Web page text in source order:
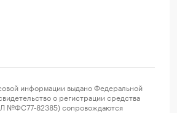
информации выдано Федеральной
о регистрации средства
№ФС77-82385) сопровождаются